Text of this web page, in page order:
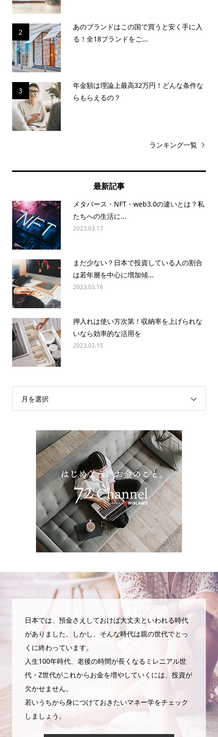
2
あのブランドはこの国で買うと安く手に入
る！全18ブランドをご...
3
年金額は理論上最高32万円！どんな条件な
らもらえるの？
ランキング一覧
最新記事
メタバース・NFT・web3.0の違いとは？私
たちへの生活に...
2023.03.17
まだ少ない？日本で投資している人の割合
は若年層を中心に増加傾...
2023.03.16
押入れは使い方次第！収納率を上げられな
いなら効率的な活用を
2023.03.15
月を選択
日本では、預金さえしておけば大丈夫といわれる時代
がありました。しかし、そんな時代は親の世代でとっ
くに終わっています。
人生100年時代、老後の時間が長くなるミレニアル世
代・Z世代がこれからお金を増やしていくには、投資が
欠かせません。
若いうちから身につけておきたいマネー学をチェック
しましょう。